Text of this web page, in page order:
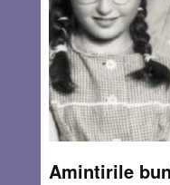
Amintirile